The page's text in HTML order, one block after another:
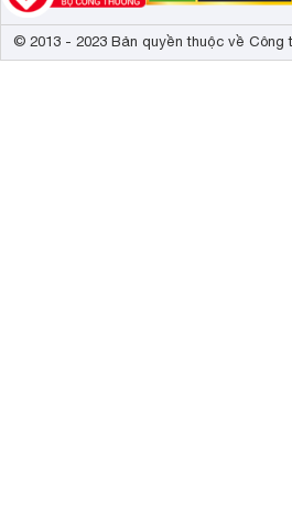
© 2013 - 2023 Bản quyền thuộc về Công